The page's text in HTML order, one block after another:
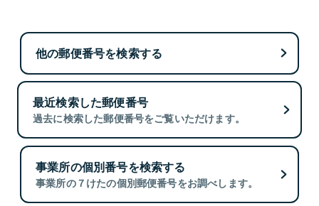
他の郵便番号を検索する
最近検索した郵便番号
過去に検索した郵便番号をご覧いただけます。
事業所の個別番号を検索する
事業所の７けたの個別郵便番号をお調べします。